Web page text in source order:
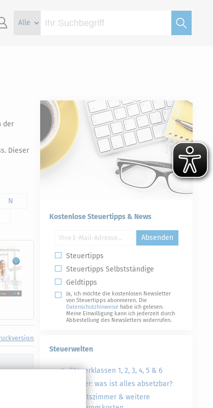
der
Dieser
N
Kostenlose Steuertipps & News
Absenden
Steuertipps
Steuertipps Selbstständige
Geldtipps
Ja, ich möchte die kostenlosen Newsletter
von Steuertipps abonnieren. Die
Datenschutzhinweise habe ich gelesen.
Meine Einwilligung kann ich jederzeit durch
Abbestellung des Newsletters widerrufen.
Steuerwelten
Steuerklassen 1, 2, 3, 4, 5 & 6
Steuer: was ist alles absetzbar?
Arbeitszimmer & weitere